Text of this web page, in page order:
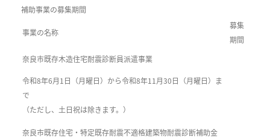
補助事業の募集期間
事業の名称
募集
期間
奈良市既存木造住宅耐震診断員派遣事業
令和8年6月1日（月曜日）から令和8年11月30日（月曜日）ま
で
（ただし、土日祝は除きます。）
奈良市既存住宅・特定既存耐震不適格建築物耐震診断補助金